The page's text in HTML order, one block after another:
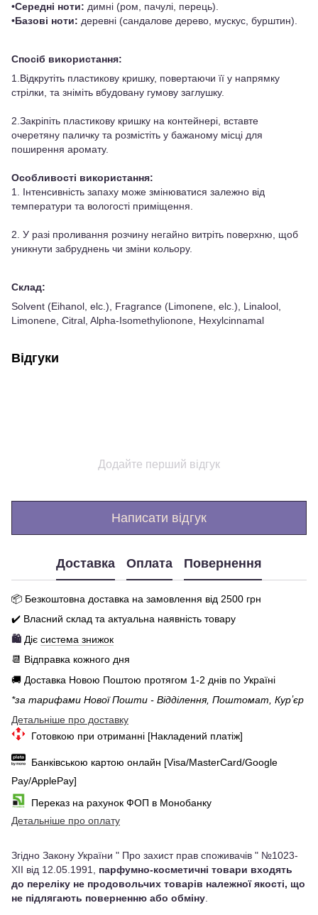
•Середні ноти: димні (ром, пачулі, перець).
•Базові ноти: деревні (сандалове дерево, мускус, бурштин).
Спосіб використання:
1.Відкрутіть пластикову кришку, повертаючи її у напрямку
стрілки, та зніміть вбудовану гумову заглушку.
2.Закріпіть пластикову кришку на контейнері, вставте
очеретяну паличку та розмістіть у бажаному місці для
поширення аромату.
Особливості використання:
1. Інтенсивність запаху може змінюватися залежно від
температури та вологості приміщення.
2. У разі проливання розчину негайно витріть поверхню, щоб
уникнути забруднень чи зміни кольору.
Склад:
Solvent (Eihanol, elc.), Fragrance (Limonene, elc.), Linalool,
Limonene, Citral, Alpha-Isomethylionone, Hexylcinnamal
Відгуки
Додайте перший відгук
Написати відгук
Доставка Оплата Повернення
📦 Безкоштовна доставка на замовлення від 2500 грн
✔️ Власний склад та актуальна наявність товару
🛍️ Діє система знижок
📆 Відправка кожного дня
🚚 Доставка Новою Поштою протягом 1-2 днів по Україні
*за тарифами Нової Пошти - Відділення, Поштомат, Курʼєр
Детальніше про доставку
Готовкою при отриманні [Накладений платіж]
Банківською картою онлайн [Visa/MasterCard/Google
Pay/ApplePay]
Переказ на рахунок ФОП в Монобанку
Детальніше про оплату
Згідно Закону України " Про захист прав споживачів " №1023-
XII від 12.05.1991, парфумно-косметичні товари входять
до переліку не продовольчих товарів належної якості, що
не підлягають поверненню або обміну